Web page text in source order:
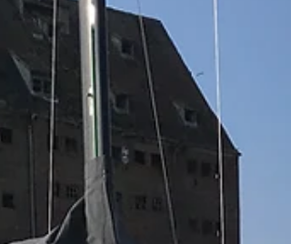
under...